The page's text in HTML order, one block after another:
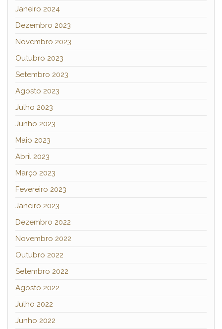
Janeiro 2024
Dezembro 2023
Novembro 2023
Outubro 2023
Setembro 2023
Agosto 2023
Julho 2023
Junho 2023
Maio 2023
Abril 2023
Março 2023
Fevereiro 2023
Janeiro 2023
Dezembro 2022
Novembro 2022
Outubro 2022
Setembro 2022
Agosto 2022
Julho 2022
Junho 2022